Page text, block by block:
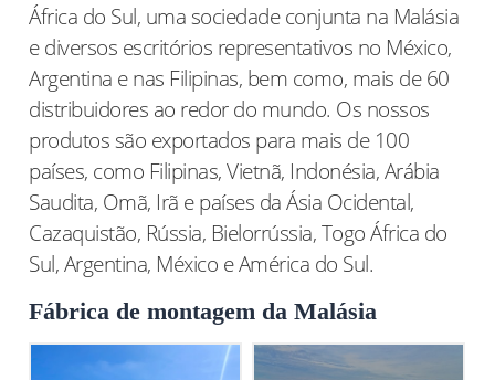
África do Sul, uma sociedade conjunta na Malásia
e diversos escritórios representativos no México,
Argentina e nas Filipinas, bem como, mais de 60
distribuidores ao redor do mundo. Os nossos
produtos são exportados para mais de 100
países, como Filipinas, Vietnã, Indonésia, Arábia
Saudita, Omã, Irã e países da Ásia Ocidental,
Cazaquistão, Rússia, Bielorrússia, Togo África do
Sul, Argentina, México e América do Sul.
Fábrica de montagem da Malásia